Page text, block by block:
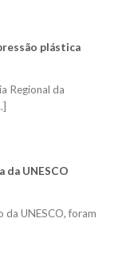
plástica
Regional da
UNESCO
da UNESCO, foram